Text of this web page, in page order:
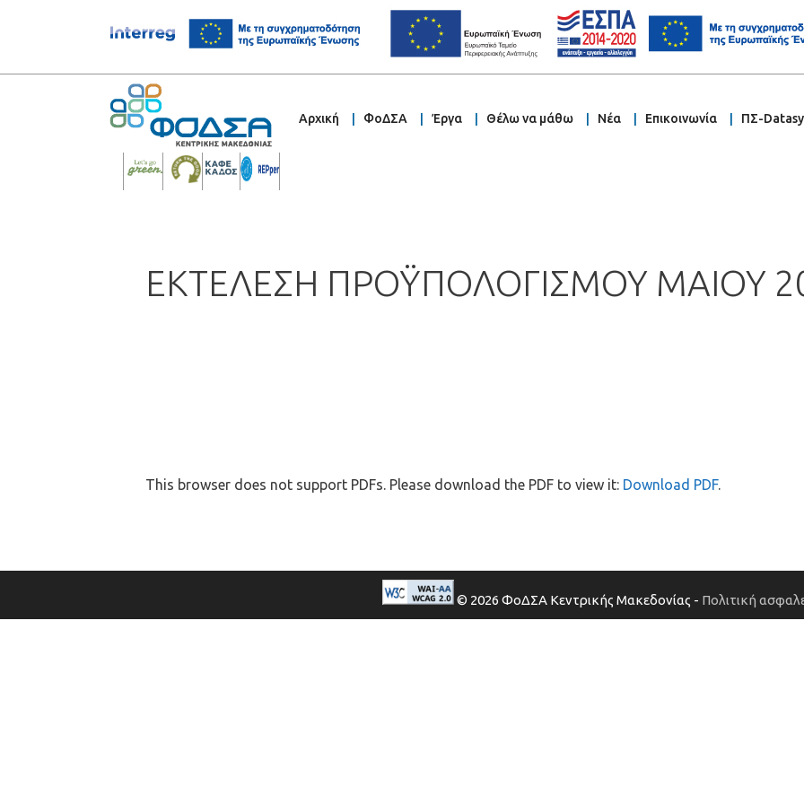
Αρχική ΦοΔΣΑ Έργα Θέλω να μάθω Νέα Επικοινωνία ΠΣ-
ΕΚΤΕΛΕΣΗ ΠΡΟΫΠΟΛΟΓΙΣΜΟΥ ΜΑΙΟΥ
This browser does not support PDFs. Please download the PDF to view it: Download PDF.
© 2026 ΦοΔΣΑ Κεντρικής Μακεδονίας - Πολιτική